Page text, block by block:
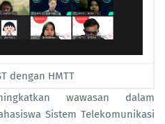
dengan HMTT
wawasan dalam
Sistem Telekomunikasi